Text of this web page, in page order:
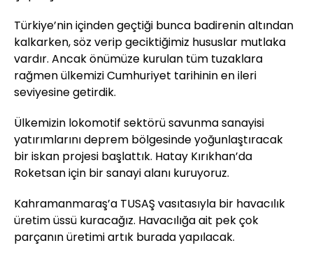
Türkiye’nin içinden geçtiği bunca badirenin altından
kalkarken, söz verip geciktiğimiz hususlar mutlaka
vardır. Ancak önümüze kurulan tüm tuzaklara
rağmen ülkemizi Cumhuriyet tarihinin en ileri
seviyesine getirdik.
Ülkemizin lokomotif sektörü savunma sanayisi
yatırımlarını deprem bölgesinde yoğunlaştıracak
bir iskan projesi başlattık. Hatay Kırıkhan’da
Roketsan için bir sanayi alanı kuruyoruz.
Kahramanmaraş’a TUSAŞ vasıtasıyla bir havacılık
üretim üssü kuracağız. Havacılığa ait pek çok
parçanın üretimi artık burada yapılacak.